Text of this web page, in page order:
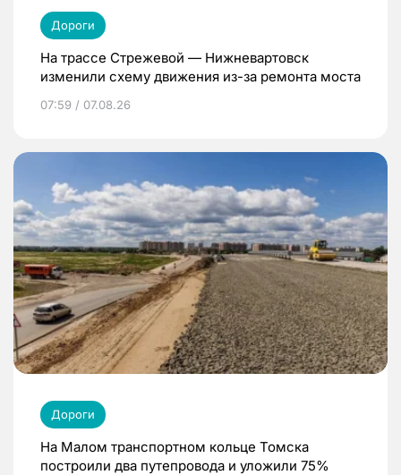
Дороги
На трассе Стрежевой — Нижневартовск
изменили схему движения из-за ремонта моста
07:59 / 07.08.26
Дороги
На Малом транспортном кольце Томска
построили два путепровода и уложили 75%